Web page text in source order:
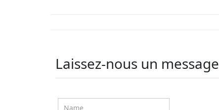
Laissez-nous un message